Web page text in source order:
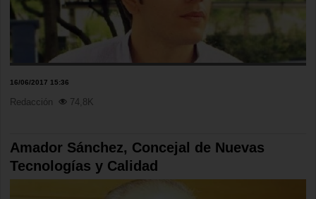
16/06/2017 15:36
Redacción 74,8K
Amador Sánchez, Concejal de Nuevas
Tecnologías y Calidad